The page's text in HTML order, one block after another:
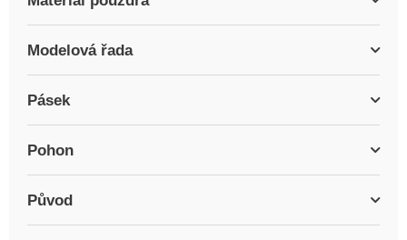
Modelová řada
Pásek
Pohon
Původ